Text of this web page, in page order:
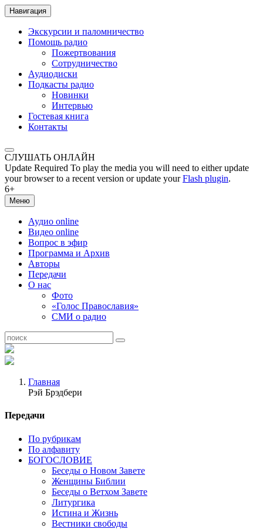
Навигация
Экскурсии и паломничество
Помощь радио
Пожертвования
Сотрудничество
Аудиодиски
Подкасты радио
Новинки
Интервью
Гостевая книга
Контакты
СЛУШАТЬ ОНЛАЙН
Update Required To play the media you will need to either update
your browser to a recent version or update yourFlash plugin.
6+
Меню
Аудио online
Видео online
Вопрос в эфир
Программа и Архив
Авторы
Передачи
О нас
Фото
«Голос Православия»
СМИ о радио
Главная
Рэй Брэдбери
Передачи
По рубрикам
По алфавиту
БОГОСЛОВИЕ
Беседы о Новом Завете
Женщины Библии
Беседы о Ветхом Завете
Литургика
Истина и Жизнь
Вестники свободы